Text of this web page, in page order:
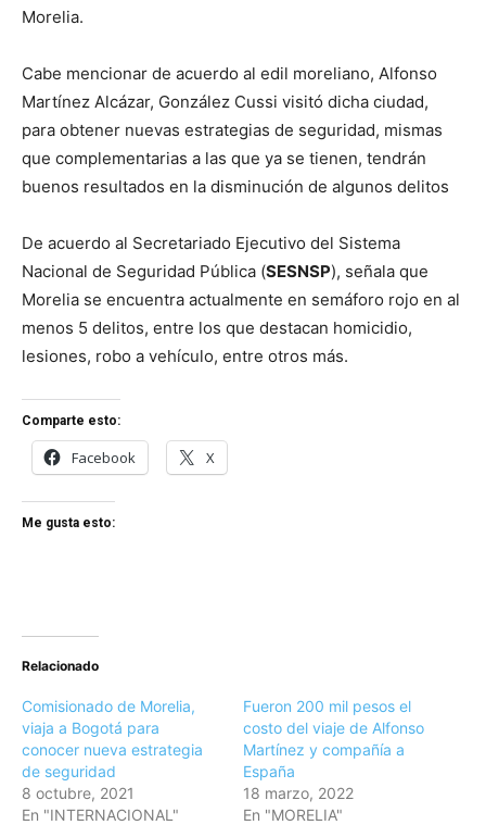
Morelia.
Cabe mencionar de acuerdo al edil moreliano, Alfonso
Martínez Alcázar, González Cussi visitó dicha ciudad,
para obtener nuevas estrategias de seguridad, mismas
que complementarias a las que ya se tienen, tendrán
buenos resultados en la disminución de algunos delitos
De acuerdo al Secretariado Ejecutivo del Sistema
Nacional de Seguridad Pública (SESNSP), señala que
Morelia se encuentra actualmente en semáforo rojo en al
menos 5 delitos, entre los que destacan homicidio,
lesiones, robo a vehículo, entre otros más.
Comparte esto:
Facebook X
Me gusta esto:
Relacionado
Comisionado de Morelia,
viaja a Bogotá para
conocer nueva estrategia
de seguridad
8 octubre, 2021
En "INTERNACIONAL"
Fueron 200 mil pesos el
costo del viaje de Alfonso
Martínez y compañía a
España
18 marzo, 2022
En "MORELIA"